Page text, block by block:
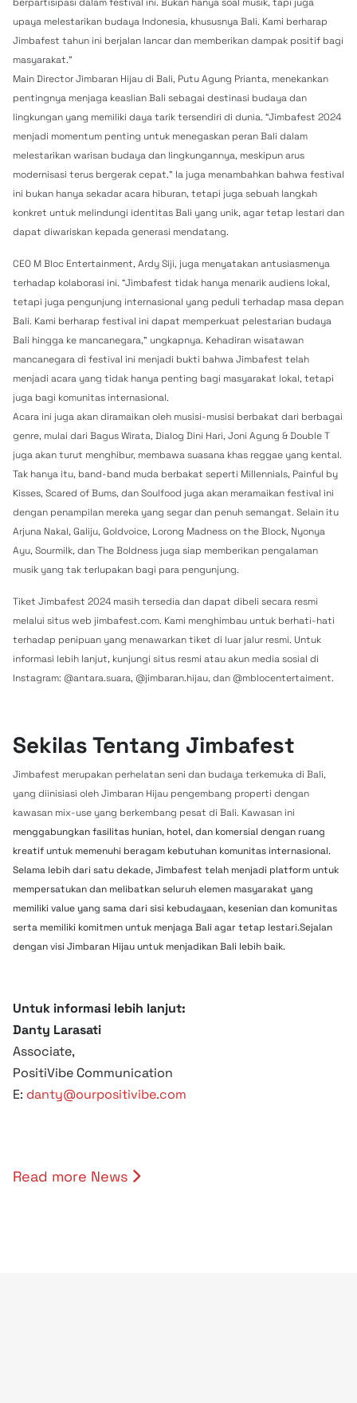
upaya melestarikan budaya Indonesia, khususnya Bali. Kami berharap
Jimbafest tahun ini berjalan lancar dan memberikan dampak positif bagi
masyarakat.”
Main Director Jimbaran Hijau di Bali, Putu Agung Prianta, menekankan
pentingnya menjaga keaslian Bali sebagai destinasi budaya dan
lingkungan yang memiliki daya tarik tersendiri di dunia. “Jimbafest 2024
menjadi momentum penting untuk menegaskan peran Bali dalam
melestarikan warisan budaya dan lingkungannya, meskipun arus
modernisasi terus bergerak cepat.” Ia juga menambahkan bahwa festival
ini bukan hanya sekadar acara hiburan, tetapi juga sebuah langkah
konkret untuk melindungi identitas Bali yang unik, agar tetap lestari dan
dapat diwariskan kepada generasi mendatang.
CEO M Bloc Entertainment, Ardy Siji, juga menyatakan antusiasmenya
terhadap kolaborasi ini. “Jimbafest tidak hanya menarik audiens lokal,
tetapi juga pengunjung internasional yang peduli terhadap masa depan
Bali. Kami berharap festival ini dapat memperkuat pelestarian budaya
Bali hingga ke mancanegara,” ungkapnya. Kehadiran wisatawan
mancanegara di festival ini menjadi bukti bahwa Jimbafest telah
menjadi acara yang tidak hanya penting bagi masyarakat lokal, tetapi
juga bagi komunitas internasional.
Acara ini juga akan diramaikan oleh musisi-musisi berbakat dari berbagai
genre, mulai dari Bagus Wirata, Dialog Dini Hari, Joni Agung & Double T
juga akan turut menghibur, membawa suasana khas reggae yang kental.
Tak hanya itu, band-band muda berbakat seperti Millennials, Painful by
Kisses, Scared of Bums, dan Soulfood juga akan meramaikan festival ini
dengan penampilan mereka yang segar dan penuh semangat. Selain itu
Arjuna Nakal, Galiju, Goldvoice, Lorong Madness on the Block, Nyonya
Ayu, Sourmilk, dan The Boldness juga siap memberikan pengalaman
musik yang tak terlupakan bagi para pengunjung.
Tiket Jimbafest 2024 masih tersedia dan dapat dibeli secara resmi
melalui situs web jimbafest.com. Kami menghimbau untuk berhati-hati
terhadap penipuan yang menawarkan tiket di luar jalur resmi. Untuk
informasi lebih lanjut, kunjungi situs resmi atau akun media sosial di
Instagram: @antara.suara, @jimbaran.hijau, dan @mblocentertaiment.
Sekilas Tentang Jimbafest
Jimbafest merupakan perhelatan seni dan budaya terkemuka di Bali,
yang diinisiasi oleh Jimbaran Hijau pengembang properti dengan
kawasan mix-use yang berkembang pesat di Bali. Kawasan ini
menggabungkan fasilitas hunian, hotel, dan komersial dengan ruang
kreatif untuk memenuhi beragam kebutuhan komunitas internasional.
Selama lebih dari satu dekade, Jimbafest telah menjadi platform untuk
mempersatukan dan melibatkan seluruh elemen masyarakat yang
memiliki value yang sama dari sisi kebudayaan, kesenian dan komunitas
serta memiliki komitmen untuk menjaga Bali agar tetap lestari.Sejalan
dengan visi Jimbaran Hijau untuk menjadikan Bali lebih baik.
Untuk informasi lebih lanjut:
Danty Larasati
Associate,
PositiVibe Communication
E: danty@ourpositivibe.com
Read more News